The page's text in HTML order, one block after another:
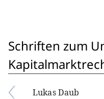
Schriften zum
Lukas Daub